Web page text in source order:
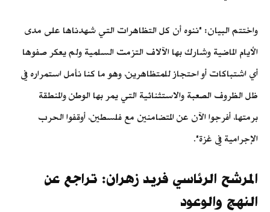
واختتم البيان: "ننوه أن كل التظاهرات التي شهدناها على مدى
الأيام الماضية وشارك بها الآلاف التزمت السلمية ولم يعكر صفوها
أي اشتباكات أو احتجاز للمتظاهرين، وهو ما كنا نأمل استمراره في
ظل الظروف الصعبة والاستثنائية التي يمر بها الوطن والمنطقة
برمتها، أفرجوا الآن عن المتضامنين مع فلسطين، أوقفوا الحرب
الإجرامية في غزة".
المرشح الرئاسي فريد زهران: تراجع عن
النهج والوعود